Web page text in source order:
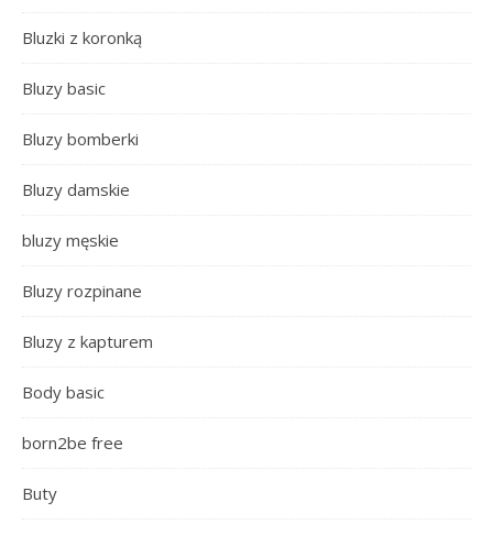
Bluzki z koronką
Bluzy basic
Bluzy bomberki
Bluzy damskie
bluzy męskie
Bluzy rozpinane
Bluzy z kapturem
Body basic
born2be free
Buty